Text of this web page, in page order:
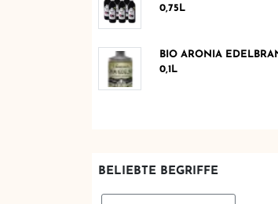
0,75L
BIO ARONIA
0,1L
BELIEBTE BEGRIFFE